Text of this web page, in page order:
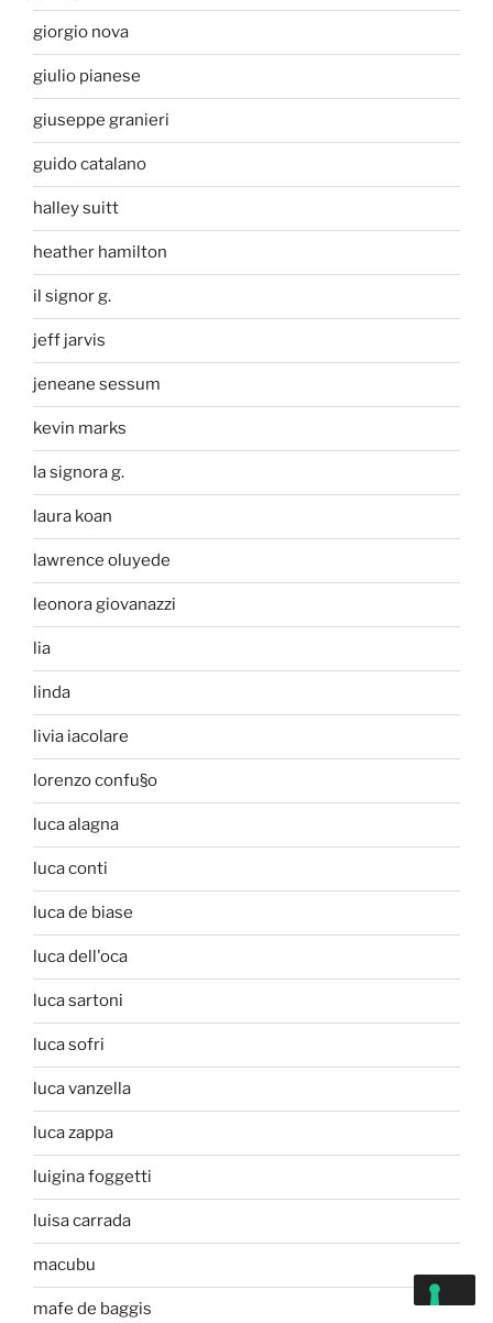
giorgio nova
giulio pianese
giuseppe granieri
guido catalano
halley suitt
heather hamilton
il signor g.
jeff jarvis
jeneane sessum
kevin marks
la signora g.
laura koan
lawrence oluyede
leonora giovanazzi
lia
linda
livia iacolare
lorenzo confu§o
luca alagna
luca conti
luca de biase
luca dell'oca
luca sartoni
luca sofri
luca vanzella
luca zappa
luigina foggetti
luisa carrada
macubu
mafe de baggis